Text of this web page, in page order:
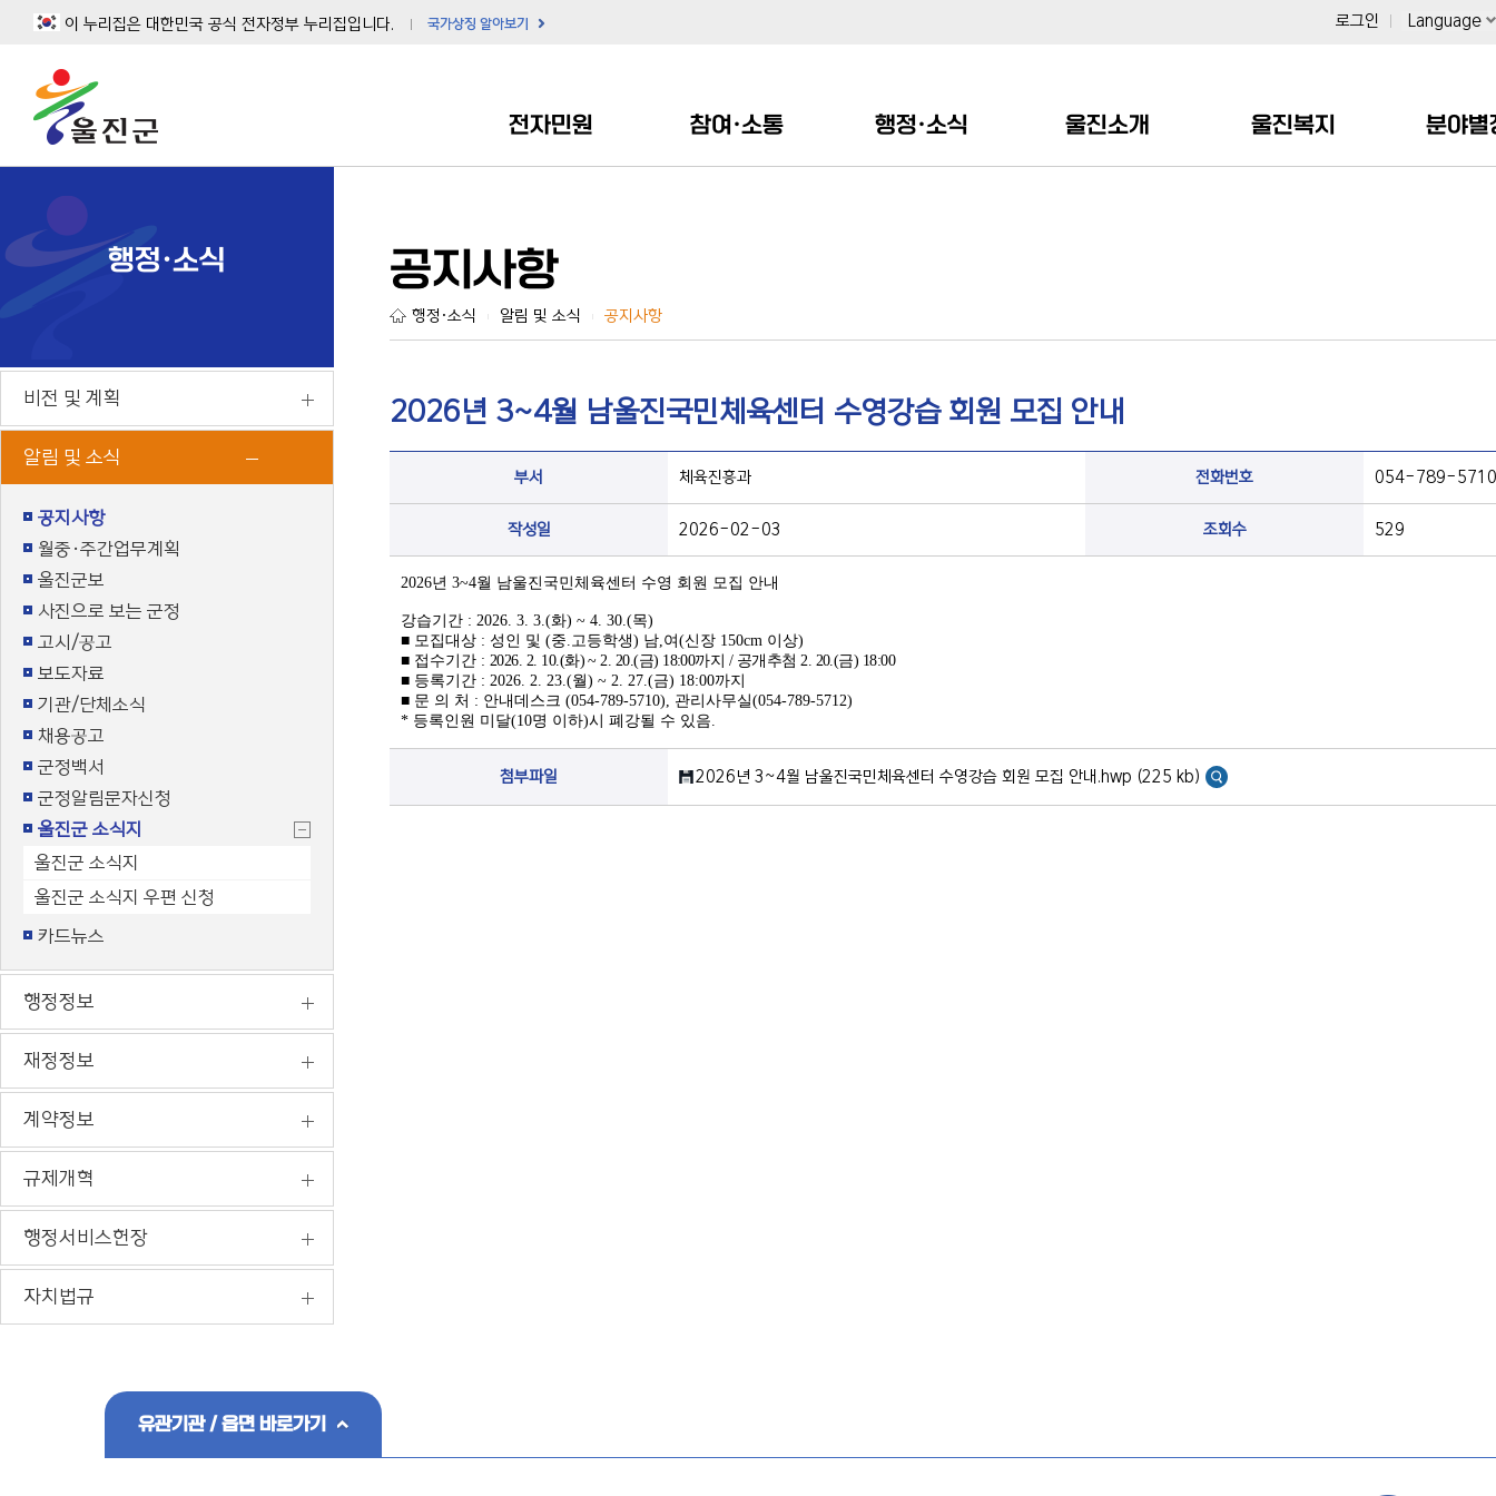
이 누리집은 대한민국 공식 전자정부 누리집입니다. 국가상징 알아보기 로그인 Language
전자민원 참여·소통 행정·소식 울진소개 울진복지 분야별
행정·소식
비전 및 계획
알림 및 소식
공지사항
월중·주간업무계획
울진군보
사진으로 보는 군정
고시/공고
보도자료
기관/단체소식
채용공고
군정백서
군정알림문자신청
울진군 소식지
울진군 소식지
울진군 소식지 우편 신청
카드뉴스
행정정보
재정정보
계약정보
규제개혁
행정서비스헌장
자치법규
공지사항
행정·소식 알림 및 소식 공지사항
2026년 3~4월 남울진국민체육센터 수영강습 회원 모집 안내
부서 체육진흥과 전화번호 054-789-5710
작성일 2026-02-03 조회수 529
2026년 3~4월 남울진국민체육센터 수영 회원 모집 안내
강습기간 : 2026. 3. 3.(화) ~ 4. 30.(목)
■ 모집대상 : 성인 및 (중.고등학생) 남,여 (신장 150cm 이상)
■ 접수기간 : 2026. 2. 10.(화) ~ 2. 20.(금) 18:00까지 / 공개추첨2. 20.(금) 18:00
■ 등록기간 : 2026. 2. 23.(월) ~ 2. 27.(금) 18:00까지
■ 문 의 처 : 안내데스크 (054-789-5710), 관리사무실(054-789-5712)
* 등록인원 미달(10명 이하)시 폐강될 수 있음.
첨부파일 2026년 3~4월 남울진국민체육센터 수영강습 회원 모집 안내.hwp (225 kb)
유관기관 / 읍면 바로가기